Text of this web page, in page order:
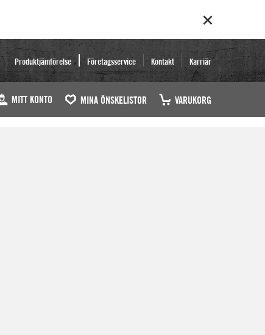
Produktjämförelse Företagsservice Kontakt Karriär
MITT KONTO MINA ÖNSKELISTOR VARUKORG